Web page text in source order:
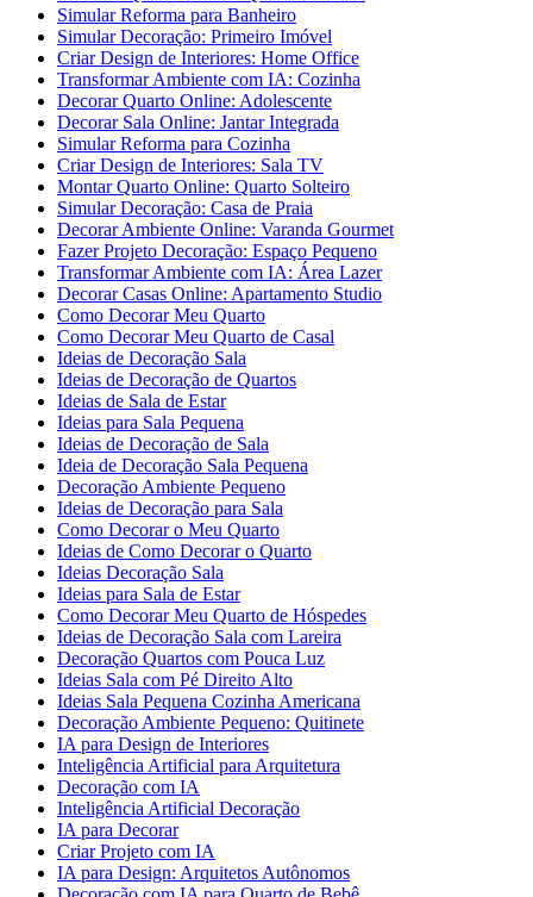
Simular Reforma para Banheiro
Simular Decoração: Primeiro Imóvel
Criar Design de Interiores: Home Office
Transformar Ambiente com IA: Cozinha
Decorar Quarto Online: Adolescente
Decorar Sala Online: Jantar Integrada
Simular Reforma para Cozinha
Criar Design de Interiores: Sala TV
Montar Quarto Online: Quarto Solteiro
Simular Decoração: Casa de Praia
Decorar Ambiente Online: Varanda Gourmet
Fazer Projeto Decoração: Espaço Pequeno
Transformar Ambiente com IA: Área Lazer
Decorar Casas Online: Apartamento Studio
Como Decorar Meu Quarto
Como Decorar Meu Quarto de Casal
Ideias de Decoração Sala
Ideias de Decoração de Quartos
Ideias de Sala de Estar
Ideias para Sala Pequena
Ideias de Decoração de Sala
Ideia de Decoração Sala Pequena
Decoração Ambiente Pequeno
Ideias de Decoração para Sala
Como Decorar o Meu Quarto
Ideias de Como Decorar o Quarto
Ideias Decoração Sala
Ideias para Sala de Estar
Como Decorar Meu Quarto de Hóspedes
Ideias de Decoração Sala com Lareira
Decoração Quartos com Pouca Luz
Ideias Sala com Pé Direito Alto
Ideias Sala Pequena Cozinha Americana
Decoração Ambiente Pequeno: Quitinete
IA para Design de Interiores
Inteligência Artificial para Arquitetura
Decoração com IA
Inteligência Artificial Decoração
IA para Decorar
Criar Projeto com IA
IA para Design: Arquitetos Autônomos